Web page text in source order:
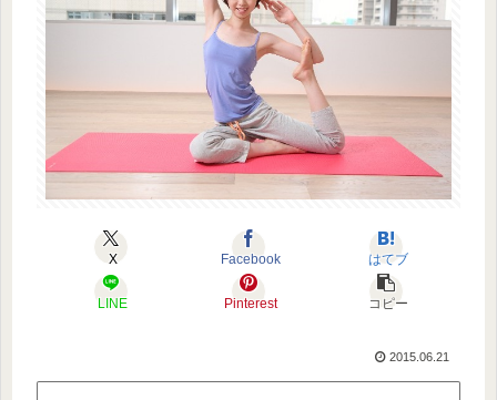
X Facebook はてブ
LINE Pinterest コピー
2015.06.21